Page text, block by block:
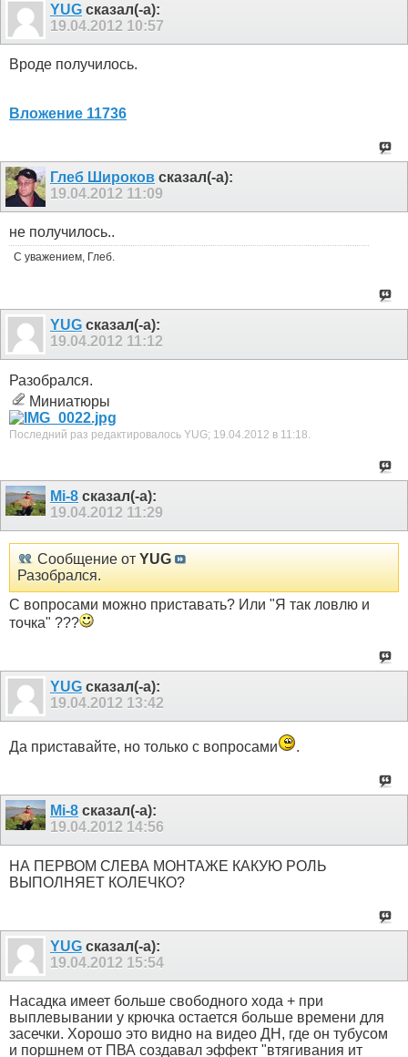
YUG сказал(-а):
19.04.2012 10:57
Вроде получилось.
Вложение 11736
Глеб Широков сказал(-а):
19.04.2012 11:09
не получилось..
С уважением, Глеб.
YUG сказал(-а):
19.04.2012 11:12
Разобрался.
Миниатюры
Последний раз редактировалось YUG; 19.04.2012 в 11:18.
Mi-8 сказал(-а):
19.04.2012 11:29
Сообщение от YUG
Разобрался.
С вопросами можно приставать? Или "Я так ловлю и
точка" ???
YUG сказал(-а):
19.04.2012 13:42
Да приставайте, но только с вопросами .
Mi-8 сказал(-а):
19.04.2012 14:56
НА ПЕРВОМ СЛЕВА МОНТАЖЕ КАКУЮ РОЛЬ
ВЫПОЛНЯЕТ КОЛЕЧКО?
YUG сказал(-а):
19.04.2012 15:54
Насадка имеет больше свободного хода + при
выплевывании у крючка остается больше времени для
засечки. Хорошо это видно на видео ДН, где он тубусом
и поршнем от ПВА создавал эффект "втягивания ит